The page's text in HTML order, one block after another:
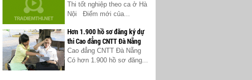
Thi tốt nghiệp theo ca ở Hà
Nội Điểm mới của...
Hơn 1.900 hồ sơ đăng ký dự
thi Cao đẳng CNTT Đà Nẵng
Cao đẳng CNTT Đà Nẵng
Có hơn 1.900 hồ sơ đăng...